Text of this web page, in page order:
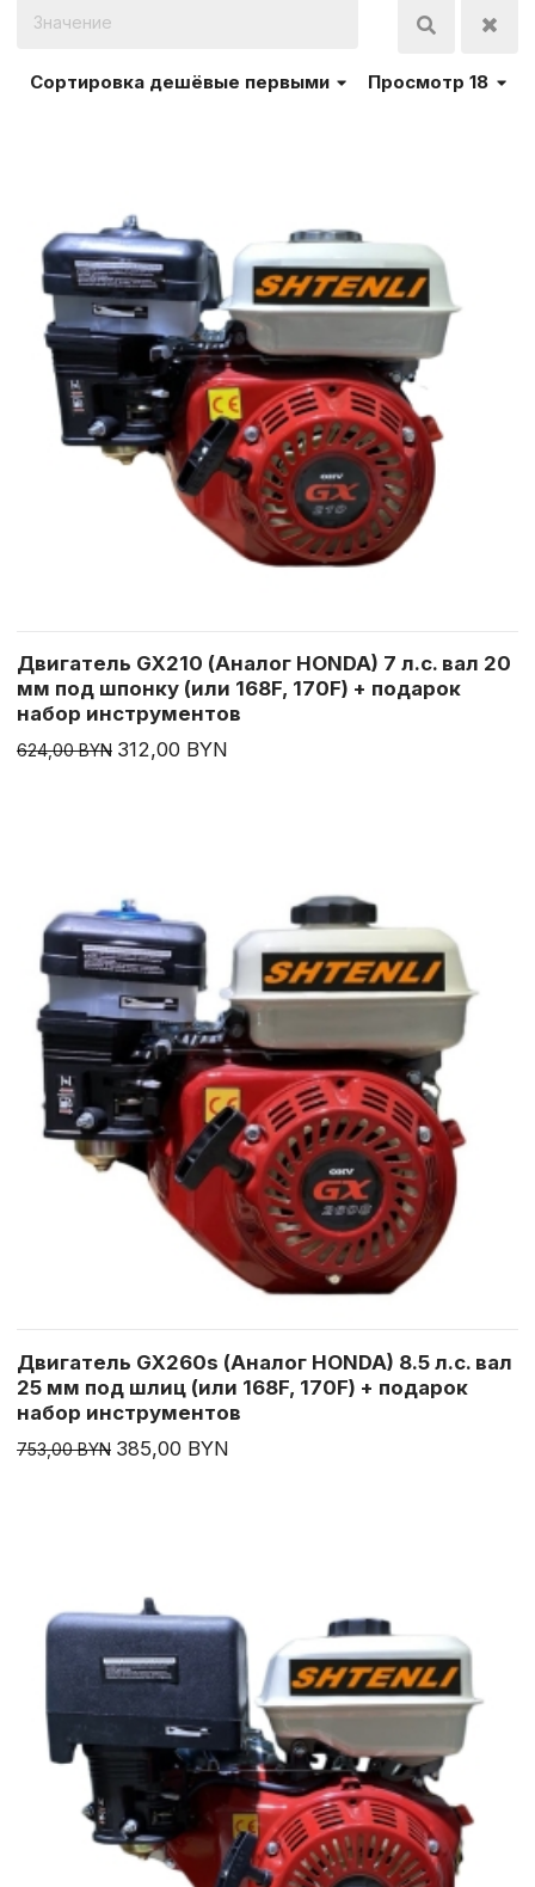
Просмотр 18
Сортировка дешёвые первыми
Двигатель GX210 (Аналог HONDA) 7 л.с. вал 20
мм под шпонку (или 168F, 170F) + подарок
набор инструментов
624,00 BYN 312,00 BYN
Двигатель GX260s (Аналог HONDA) 8.5 л.с. вал
25 мм под шлиц (или 168F, 170F) + подарок
набор инструментов
753,00 BYN 385,00 BYN